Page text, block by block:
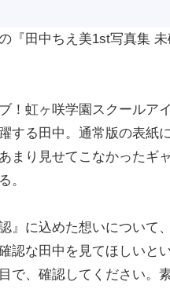
『田中ちえ美1st写真集
！虹ヶ咲学園スクールア
する田中。通常版の表紙
まり見せてこなかったギ
。
』に込めた想いについて
認な田中を見てほしいと
で、確認してください。